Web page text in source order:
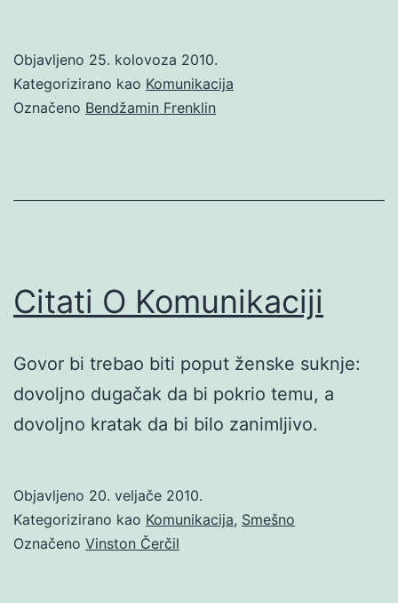
Objavljeno 25. kolovoza 2010.
Kategorizirano kao Komunikacija
Označeno Bendžamin Frenklin
Citati O Komunikaciji
Govor bi trebao biti poput ženske suknje:
dovoljno dugačak da bi pokrio temu, a
dovoljno kratak da bi bilo zanimljivo.
Objavljeno 20. veljače 2010.
Kategorizirano kao Komunikacija, Smešno
Označeno Vinston Čerčil